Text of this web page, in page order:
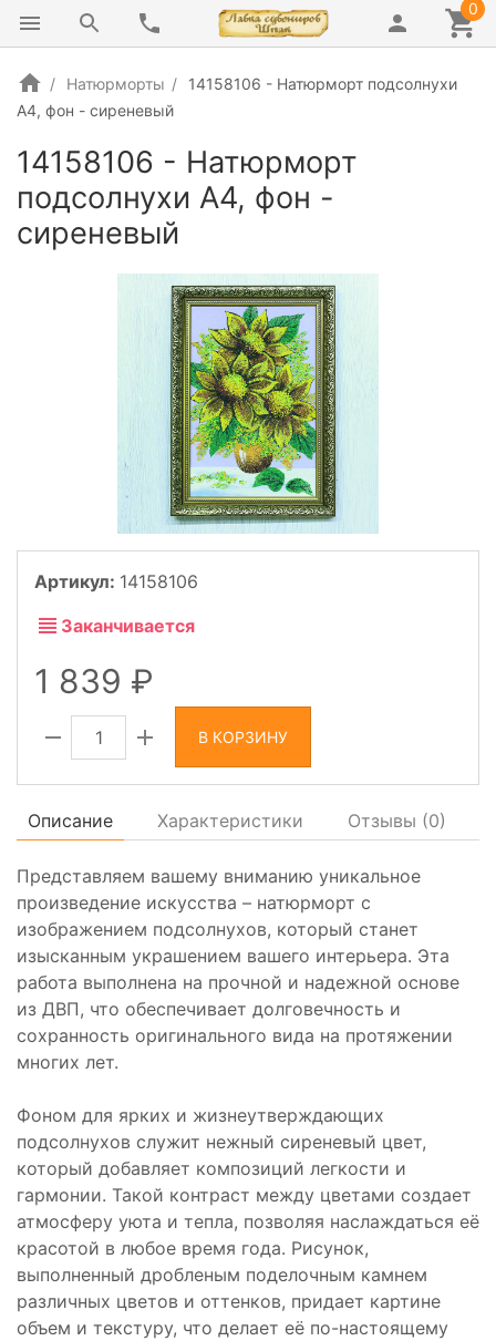
0
Натюрморты
14158106 - Натюрморт подсолнухи
А4, фон - сиреневый
14158106 - Натюрморт
подсолнухи А4, фон -
сиреневый
Артикул: 14158106
Заканчивается
1 839
В КОРЗИНУ
Описание Характеристики Отзывы (0)
Представляем вашему вниманию уникальное
произведение искусства – натюрморт с
изображением подсолнухов, который станет
изысканным украшением вашего интерьера. Эта
работа выполнена на прочной и надежной основе
из ДВП, что обеспечивает долговечность и
сохранность оригинального вида на протяжении
многих лет.
Фоном для ярких и жизнеутверждающих
подсолнухов служит нежный сиреневый цвет,
который добавляет композиций легкости и
гармонии. Такой контраст между цветами создает
атмосферу уюта и тепла, позволяя наслаждаться её
красотой в любое время года. Рисунок,
выполненный дробленым поделочным камнем
различных цветов и оттенков, придает картине
объем и текстуру, что делает её по-настоящему